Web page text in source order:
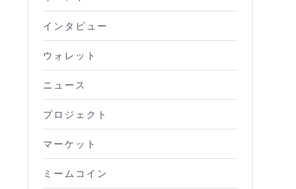
インタビュー
ウォレット
ニュース
プロジェクト
マーケット
ミームコイン